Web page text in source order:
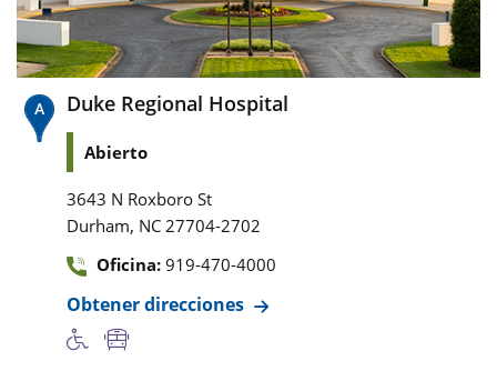
Duke Regional Hospital
Abierto
3643 N Roxboro St
Durham, NC 27704-2702
Oficina: 919-470-4000
Obtener direcciones